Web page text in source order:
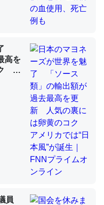
量に使う脊椎動物と貝
題＝「昆虫はなぜ海にいな
でたまに覗いてる。ぼ
あと、Googleマップで
充電中かが分かるので
高を
ア
プ
員